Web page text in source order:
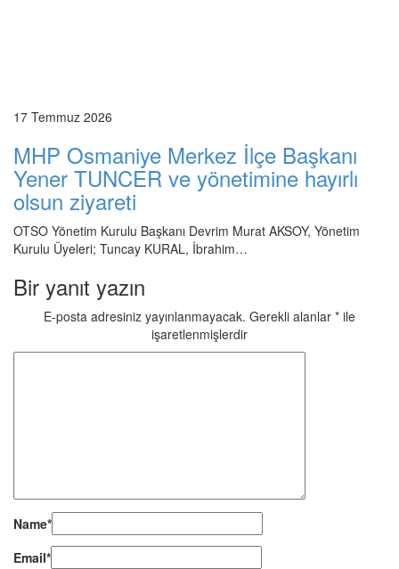
17 Temmuz 2026
MHP Osmaniye Merkez İlçe Başkanı
Yener TUNCER ve yönetimine hayırlı
olsun ziyareti
OTSO Yönetim Kurulu Başkanı Devrim Murat AKSOY, Yönetim
Kurulu Üyeleri; Tuncay KURAL, İbrahim…
Bir yanıt yazın
E-posta adresiniz yayınlanmayacak. Gerekli alanlar * ile
işaretlenmişlerdir
Name*
Email*